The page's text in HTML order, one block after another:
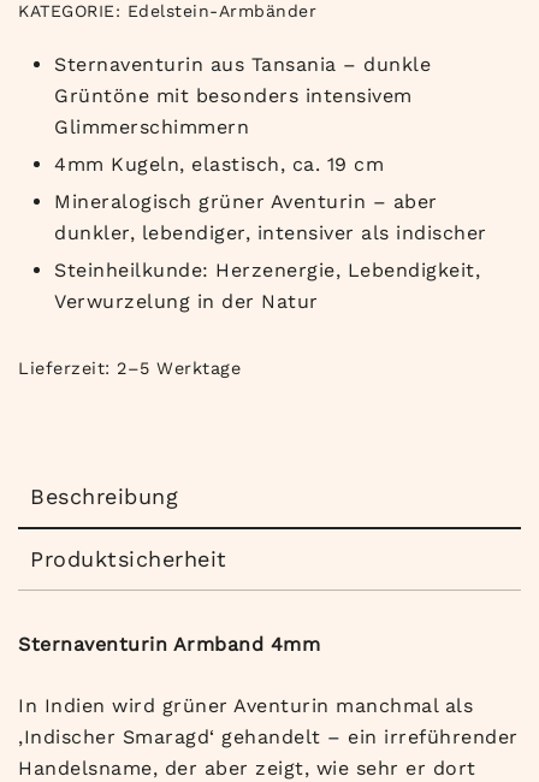
KATEGORIE: Edelstein-Armbänder
Sternaventurin aus Tansania – dunkle
Grüntöne mit besonders intensivem
Glimmerschimmern
4mm Kugeln, elastisch, ca. 19 cm
Mineralogisch grüner Aventurin – aber
dunkler, lebendiger, intensiver als indischer
Steinheilkunde: Herzenergie, Lebendigkeit,
Verwurzelung in der Natur
Lieferzeit: 2–5 Werktage
Beschreibung
Produktsicherheit
Sternaventurin Armband 4mm
In Indien wird grüner Aventurin manchmal als
‚Indischer Smaragd‘ gehandelt – ein irreführender
Handelsname, der aber zeigt, wie sehr er dort